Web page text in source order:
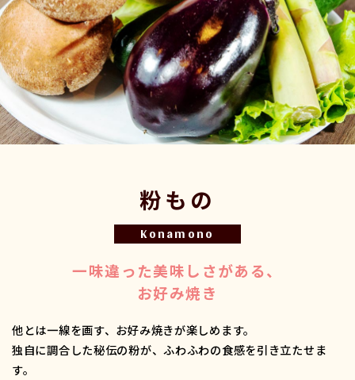
粉もの
Konamono
一味違った美味しさがある、
お好み焼き
他とは一線を画す、お好み焼きが楽しめます。
独自に調合した秘伝の粉が、ふわふわの食感を引き立たせま
す。